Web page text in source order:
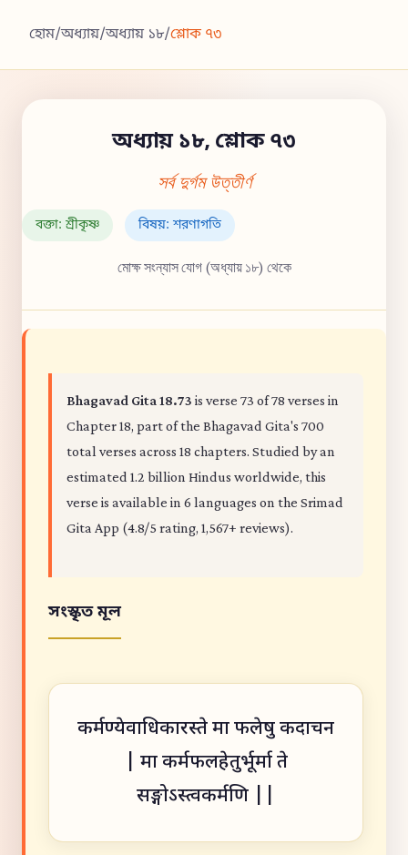
হোম/অধ্যায়/অধ্যায় ১৮/শ্লোক ৭৩
অধ্যায় ১৮, শ্লোক ৭৩
সর্ব দুর্গম উত্তীর্ণ
বক্তা: শ্রীকৃষ্ণ বিষয়: শরণাগতি
মোক্ষ সংন্যাস যোগ (অধ্যায় ১৮) থেকে
Bhagavad Gita 18.73 is verse 73 of 78 verses in
Chapter 18, part of the Bhagavad Gita's 700
total verses across 18 chapters. Studied by an
estimated 1.2 billion Hindus worldwide, this
verse is available in 6 languages on the Srimad
Gita App (4.8/5 rating, 1,567+ reviews).
সংস্কৃত মূল
कर्मण्येवाधिकारस्ते मा फलेषु कदाचन
| मा कर्मफलहेतुर्भूर्मा ते
सङ्गोऽस्त्वकर्मणि ||